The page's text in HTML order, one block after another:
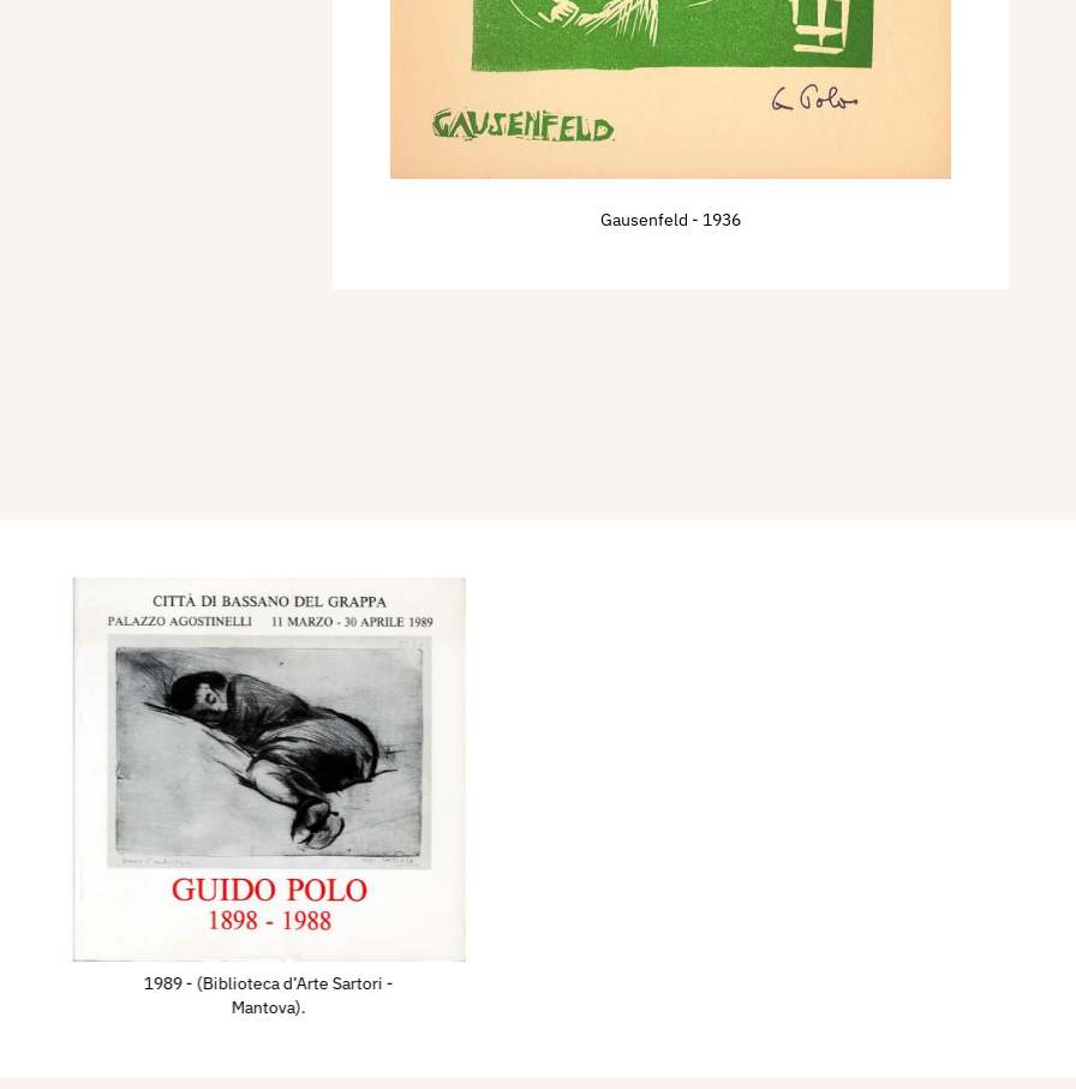
Gausenfeld - 1936
dell’incisione italiana
Opera Bevilacqua La
Nuove di Venezia.
alla rassegna
a cura di Giuseppe
dei Trecento a
figura con tre incisioni
Contemporains, cahe
Notturno,
veneti, che si1989 - (Biblioteca d’Arte Sartori -
Mantova).